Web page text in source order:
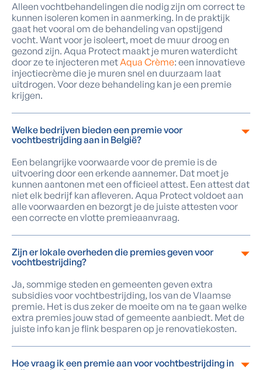
Alleen vochtbehandelingen die nodig zijn om correct te
kunnen isoleren komen in aanmerking. In de praktijk
gaat het vooral om de behandeling van opstijgend
vocht. Want voor je isoleert, moet de muur droog en
gezond zijn. Aqua Protect maakt je muren waterdicht
door ze te injecteren metAqua Crème: een innovatieve
injectiecrème die je muren snel en duurzaam laat
uitdrogen. Voor deze behandeling kan je een premie
krijgen.
Welke bedrijven bieden een premie voor
vochtbestrijding aan in België?
Een belangrijke voorwaarde voor de premie is de
uitvoering door een erkende aannemer. Dat moet je
kunnen aantonen met een officieel attest. Een attest dat
niet elk bedrijf kan afleveren. Aqua Protect voldoet aan
alle voorwaarden en bezorgt je de juiste attesten voor
een correcte en vlotte premieaanvraag.
Zijn er lokale overheden die premies geven voor
vochtbestrijding?
Ja, sommige steden en gemeenten geven extra
subsidies voor vochtbestrijding, los van de Vlaamse
premie. Het is dus zeker de moeite om na te gaan welke
extra premies jouw stad of gemeente aanbiedt. Met de
juiste info kan je flink besparen op je renovatiekosten.
Hoe vraag ik een premie aan voor vochtbestrijding in